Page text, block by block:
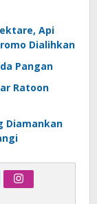
Api
Dialihkan
Pangan
Ratoon
Diamankan